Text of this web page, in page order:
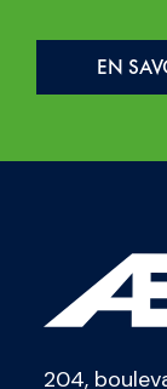
EN
204,